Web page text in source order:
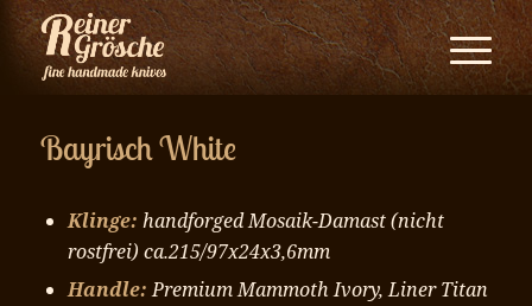
Bayrisch White
Klinge: handforged Mosaik-Damast (nicht
rostfrei) ca.215/97x24x3,6mm
Handle:Premium Mammoth Ivory, Liner Titan